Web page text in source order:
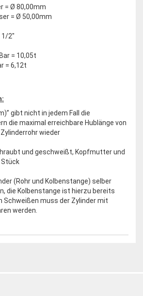
= Ø 80,00mm
= Ø 50,00mm
1/2"
= 10,05t
= 6,12t
gibt nicht in jedem Fall die
die maximal erreichbare Hublänge von
wieder
und geschweißt, Kopfmutter und
Stück
(Rohr und Kolbenstange) selber
die Kolbenstange ist hierzu bereits
Schweißen muss der Zylinder mit
werden.